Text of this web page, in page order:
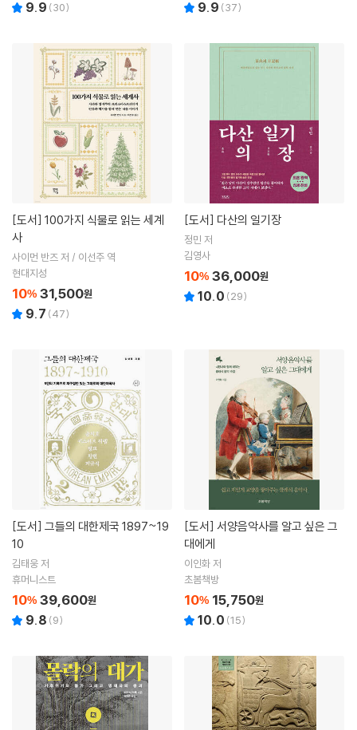
9.9 (30) 9.9 (37)
[도서]
사
사이먼 반즈 저 / 이선주 역
현대지성
10% 31,500원
9.7 (47)
[도서] 다산의 일기장
정민 저
김영사
10% 36,000원
10.0 (29)
[도서]
10
김태웅 저
휴머니스트
10% 39,600원
9.8 (9)
[도서]
대에게
이인화 저
초봄책방
10% 15,750원
10.0 (15)